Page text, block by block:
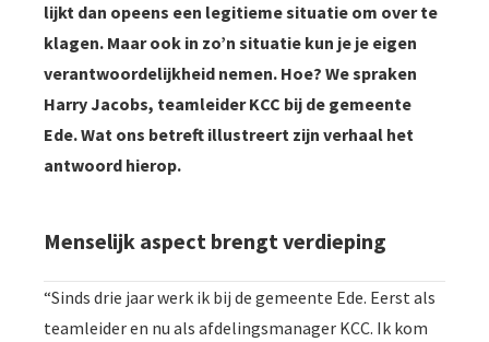
lijkt dan opeens een legitieme situatie om over te
klagen. Maar ook in zo’n situatie kun je je eigen
verantwoordelijkheid nemen. Hoe? We spraken
Harry Jacobs, teamleider KCC bij de gemeente
Ede. Wat ons betreft illustreert zijn verhaal het
antwoord hierop.
Menselijk aspect brengt verdieping
“Sinds drie jaar werk ik bij de gemeente Ede. Eerst als
teamleider en nu als afdelingsmanager KCC. Ik kom